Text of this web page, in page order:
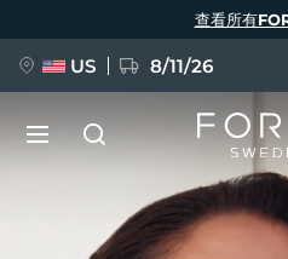
查看所有
US 8/11/26